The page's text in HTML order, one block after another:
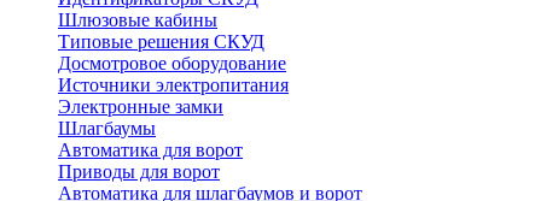
Шлюзовые кабины
Типовые решения СКУД
Досмотровое оборудование
Источники электропитания
Электронные замки
Шлагбаумы
Автоматика для ворот
Приводы для ворот
Автоматика для шлагбаумов и ворот